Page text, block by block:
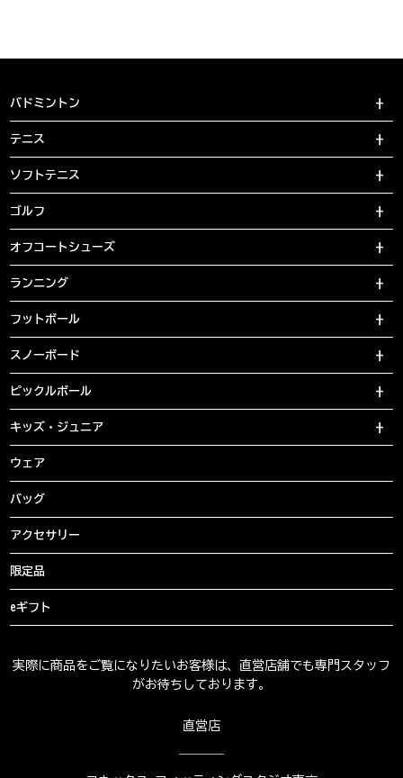
バドミントン
テニス
ソフトテニス
ゴルフ
オフコートシューズ
ランニング
フットボール
スノーボード
ピックルボール
キッズ・ジュニア
ウェア
バッグ
アクセサリー
限定品
eギフト
実際に商品をご覧になりたいお客様は、直営店舗でも専門スタッフ
がお待ちしております。
直営店